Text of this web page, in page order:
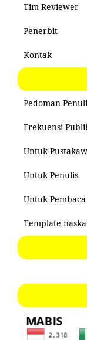
Tim Reviewer
Penerbit
Kontak
Pedoman
Frekuensi
Untuk
Untuk Penulis
Untuk Pembaca
Template